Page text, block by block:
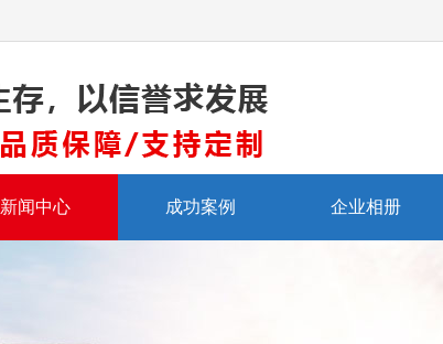
新闻中心 成功案例 企业相册